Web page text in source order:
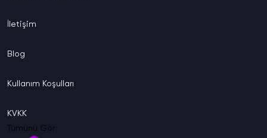
İletişim
Blog
Kullanım Koşulları
KVKK
Tümünü Gör